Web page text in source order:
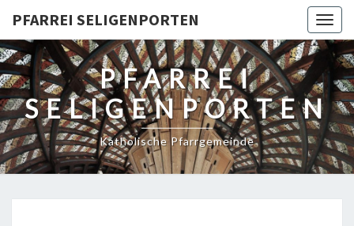
PFARREI SELIGENPORTEN
PFARREI
SELIGENPORTEN
Katholische Pfarrgemeinde